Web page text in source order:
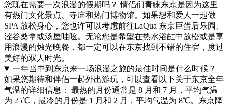
您现在需要一次浪漫的假期吗？ 情侣们青睐东京是因为这里
有热门文化景点、寺庙和热门博物馆。如果想和爱人一起做
SPA 放松身心，您也许可以考虑前往LaQua 东京巨蛋后乐园、
涩谷桑拿或汤屋哇吆。无论您是希望在热水浴缸中放松或是享
用浪漫的烛光晚餐，都一定可以在东京找到不错的住宿，度过
美好的双人时光。
一年当中到东京来一场浪漫之旅的最佳时间是什么时候？
如果您期待和伴侣一起外出游玩，可以查看以下关于东京全年
气温的详细信息： 最热的月份通常是 8 月和 7 月，平均气温
为 25℃，最冷的月份是 1 月和 2 月，平均气温为 8℃。东京降